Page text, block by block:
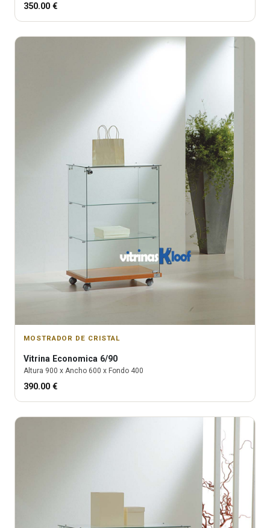
350.00 €
MOSTRADOR DE CRISTAL
Vitrina Economica 6/90
Altura 900 x Ancho 600 x Fondo 400
390.00 €